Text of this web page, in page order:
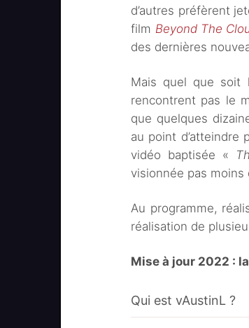
d’autres préfèrent
film Beyond The
des dernières
Mais quel que soit
rencontrent pas le
que quelques
au point d’atteindre
vidéo baptisée «
visionnée pas
Au programme,
réalisation de
Mise à jour 2022 :
Qui est vAustinL ?